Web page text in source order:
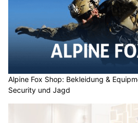
Alpine Fox Shop: Bekleidung &
Security und Jagd